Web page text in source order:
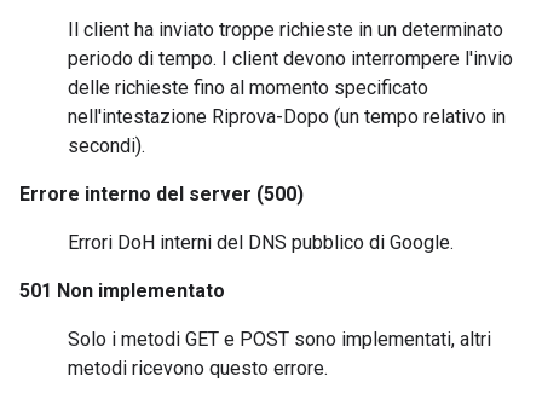
Il client ha inviato troppe richieste in un determinato
periodo di tempo. I client devono interrompere l'invio
delle richieste fino al momento specificato
nell'intestazione Riprova-Dopo (un tempo relativo in
secondi).
Errore interno del server (500)
Errori DoH interni del DNS pubblico di Google.
501 Non implementato
Solo i metodi GET e POST sono implementati, altri
metodi ricevono questo errore.